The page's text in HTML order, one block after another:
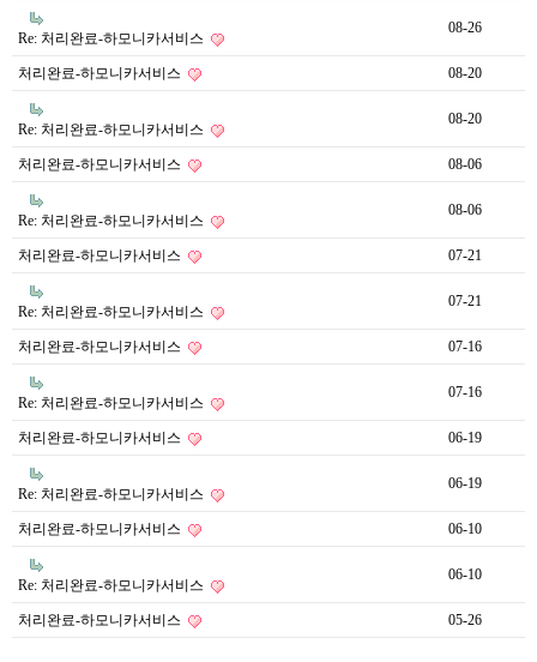
Re: 처리완료-하모니카서비스
08-26
처리완료-하모니카서비스 08-20
Re: 처리완료-하모니카서비스
08-20
처리완료-하모니카서비스 08-06
Re: 처리완료-하모니카서비스
08-06
처리완료-하모니카서비스 07-21
Re: 처리완료-하모니카서비스
07-21
처리완료-하모니카서비스 07-16
Re: 처리완료-하모니카서비스
07-16
처리완료-하모니카서비스 06-19
Re: 처리완료-하모니카서비스
06-19
처리완료-하모니카서비스 06-10
Re: 처리완료-하모니카서비스
06-10
처리완료-하모니카서비스 05-26